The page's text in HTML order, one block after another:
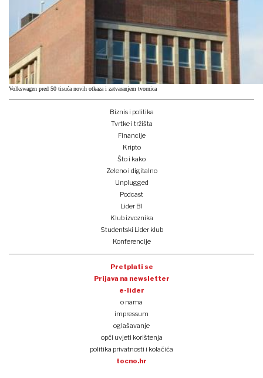
Volkswagen pred 50 tisuća novih otkaza i zatvaranjem tvornica
Biznis i politika
Tvrtke i tržišta
Financije
Kripto
Što i kako
Zeleno i digitalno
Unplugged
Podcast
Lider BI
Klub izvoznika
Studentski Lider klub
Konferencije
Pretplati se
Prijava na newsletter
e-lider
o nama
impressum
oglašavanje
opći uvjeti korištenja
politika privatnosti i kolačića
tocno.hr